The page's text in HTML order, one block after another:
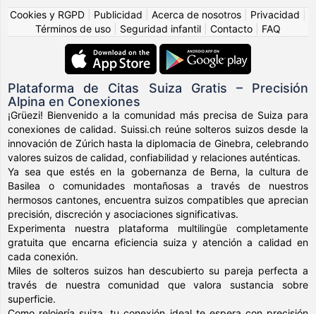
Cookies y RGPD
Publicidad Acerca de nosotros Privacidad
Términos de uso
Seguridad infantil Contacto FAQ
Plataforma de Citas Suiza Gratis – Precisión
Alpina en Conexiones
¡Grüezi! Bienvenido a la comunidad más precisa de Suiza para
conexiones de calidad. Suissi.ch reúne solteros suizos desde la
innovación de Zúrich hasta la diplomacia de Ginebra, celebrando
valores suizos de calidad, confiabilidad y relaciones auténticas.
Ya sea que estés en la gobernanza de Berna, la cultura de
Basilea o comunidades montañosas a través de nuestros
hermosos cantones, encuentra suizos compatibles que aprecian
precisión, discreción y asociaciones significativas.
Experimenta nuestra plataforma multilingüe completamente
gratuita que encarna eficiencia suiza y atención a calidad en
cada conexión.
Miles de solteros suizos han descubierto su pareja perfecta a
través de nuestra comunidad que valora sustancia sobre
superficie.